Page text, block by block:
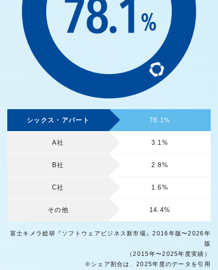
シックス・アパート 78.1%
A社 3.1%
B社 2.8%
C社 1.6%
その他 14.4%
富士キメラ総研『ソフトウェアビジネス新市場』2016年版〜2026年
版
（2015年〜2025年度実績）
※シェア割合は、2025年度のデータを引用